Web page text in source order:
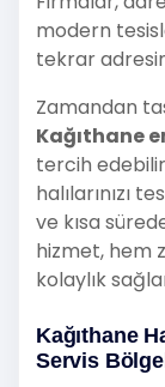
modern
tekrar
Zamandan
Kağıthane
tercih
halılarınızı
ve kısa
hizmet, hem
kolaylık
Kağıthane
Servis